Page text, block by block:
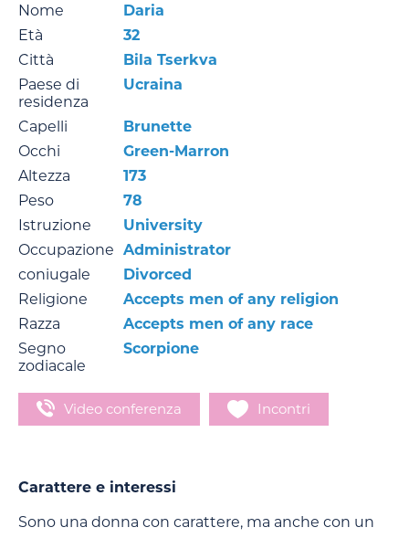
Nome
Daria
Età
32
Città
Bila Tserkva
Paese di
residenza
Ucraina
Capelli
Brunette
Occhi
Green-Marron
Altezza
173
Peso
78
Istruzione
University
Occupazione Administrator
coniugale
Divorced
Religione
Accepts men of any religion
Razza
Accepts men of any race
Segno
zodiacale
Scorpione
Video conferenza Incontri
Carattere e interessi
Sono una donna con carattere, ma anche con un